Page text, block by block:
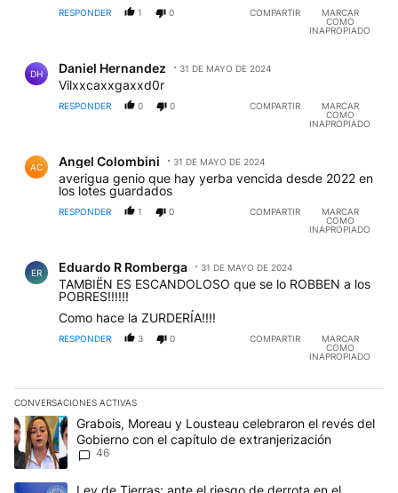
RESPONDER 1 0 COMPARTIR
MARCAR
COMO
INAPROPIADO
DH Daniel Hernandez 31 DE MAYO DE 2024
Vilxxcaxxgaxxd0r
RESPONDER 0 0 COMPARTIR
MARCAR
COMO
INAPROPIADO
AC Angel Colombini 31 DE MAYO DE 2024
averigua genio que hay yerba vencida desde 2022 en
los lotes guardados
RESPONDER 1 0 COMPARTIR
MARCAR
COMO
INAPROPIADO
ER Eduardo R Romberga 31 DE MAYO DE 2024
TAMBIËN ES ESCANDOLOSO que se lo ROBBEN a los
POBRES!!!!!!
Como hace la ZURDERÍA!!!!
RESPONDER 3 0 COMPARTIR
MARCAR
COMO
INAPROPIADO
CONVERSACIONES ACTIVAS
Este listado muestra los artículos con más comentarios en los
Un artículo de tendencia con el título "Grabois, Moreau y
Grabois, Moreau y Lousteau celebraron el revés del
Gobierno con el capítulo de extranjerización
46
Un artículo de tendencia con el título "Ley de Tierras: ante el
Ley de Tierras: ante el riesgo de derrota en el